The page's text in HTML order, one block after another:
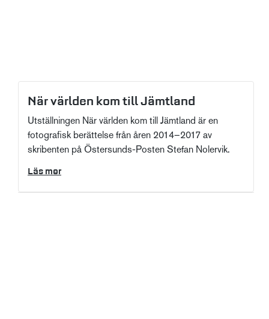
När världen kom till Jämtland
Utställningen När världen kom till Jämtland är en
fotografisk berättelse från åren 2014–2017 av
skribenten på Östersunds-Posten Stefan Nolervik.
Läs mer